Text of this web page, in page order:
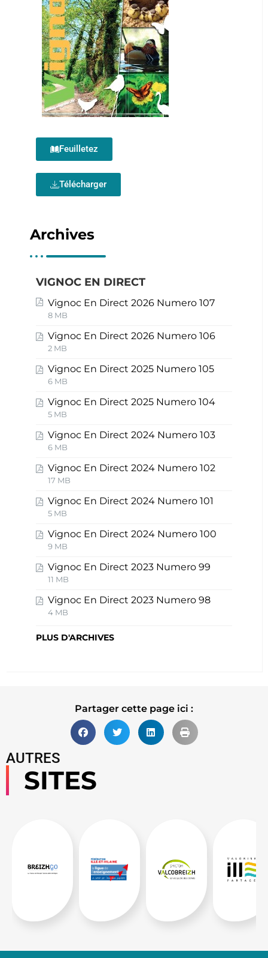
Feuilletez
Télécharger
Archives
VIGNOC EN DIRECT
Vignoc En Direct 2026 Numero 107
8 MB
Vignoc En Direct 2026 Numero 106
2 MB
Vignoc En Direct 2025 Numero 105
6 MB
Vignoc En Direct 2025 Numero 104
5 MB
Vignoc En Direct 2024 Numero 103
6 MB
Vignoc En Direct 2024 Numero 102
17 MB
Vignoc En Direct 2024 Numero 101
5 MB
Vignoc En Direct 2024 Numero 100
9 MB
Vignoc En Direct 2023 Numero 99
11 MB
Vignoc En Direct 2023 Numero 98
4 MB
PLUS D'ARCHIVES
Partager cette page ici :
AUTRES
SITES